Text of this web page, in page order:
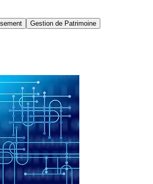
Gestion de Patrimoine